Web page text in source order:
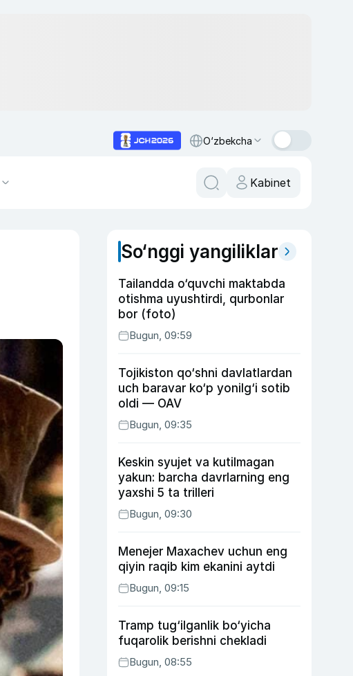
O‘zbekcha
Kabinet
So‘nggi yangiliklar
Tailandda o‘quvchi maktabda
otishma uyushtirdi, qurbonlar
bor (foto)
Bugun, 09:59
Tojikiston qo‘shni davlatlardan
uch baravar ko‘p yonilg‘i sotib
oldi — OAV
Bugun, 09:35
Keskin syujet va kutilmagan
yakun: barcha davrlarning eng
yaxshi 5 ta trilleri
Bugun, 09:30
Menejer Maxachev uchun eng
qiyin raqib kim ekanini aytdi
Bugun, 09:15
Tramp tug‘ilganlik bo‘yicha
fuqarolik berishni chekladi
Bugun, 08:55